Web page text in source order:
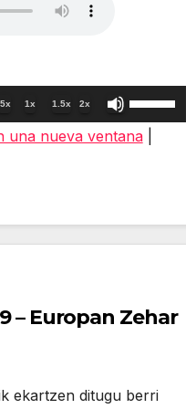
1x 1.5x 2x
Utiliza
las
o
volumen.
una nueva ventana|
– Europan Zehar
ekartzen ditugu berri